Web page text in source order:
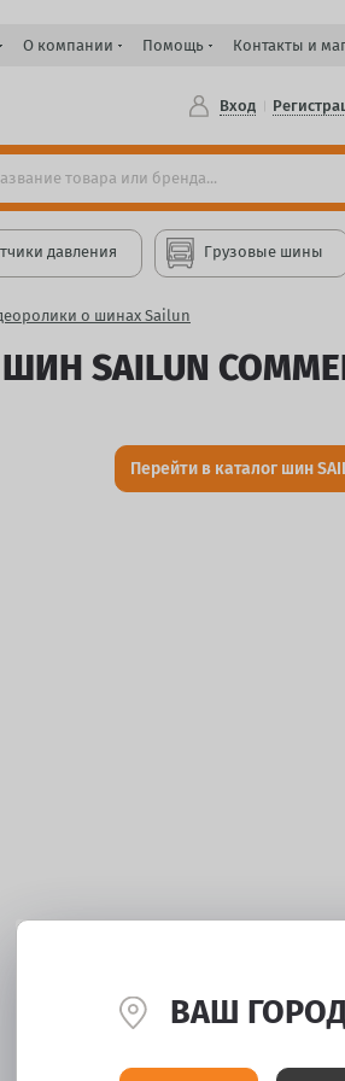
О компании Помощь Контакты и
Вход
давления Грузовые шины
о шинах Sailun
SAILUN
Перейти в каталог шин
ВАШ